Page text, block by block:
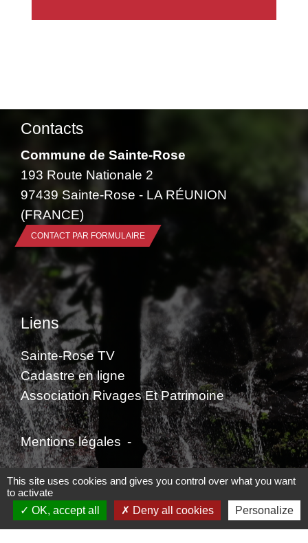
Contacts
Commune de Sainte-Rose
193 Route Nationale 2
97439 Sainte-Rose - LA RÉUNION
(FRANCE)
CONTACT PAR FORMULAIRE
Liens
Sainte-Rose TV
Cadastre en ligne
Association Rivages Et Patrimoine
Mentions légales -
Politique de confidentialité - Accessibilité -
Plan du site - Gestion des cookies
This site uses cookies and gives you control over what you want
to activate
OK, accept all
Deny all cookies Personalize